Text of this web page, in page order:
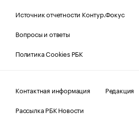
Источник отчетности Контур.Фокус
Вопросы и ответы
Политика Cookies РБК
Контактная информация
Редакция
Рассылка РБК Новости